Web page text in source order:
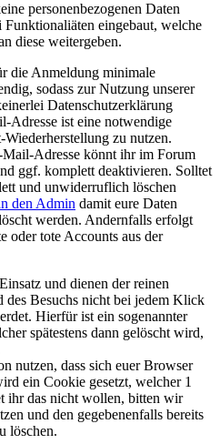
personenbezogenen Daten
Funktionaliäten eingebaut, welche
diese weitergeben.
die Anmeldung minimale
sodass zur Nutzung unserer
Datenschutzerklärung
Adresse ist eine notwendige
zu nutzen.
Adresse könnt ihr im Forum
ggf. komplett deaktivieren. Solltet
und unwiderruflich löschen
den Admin damit eure Daten
werden. Andernfalls erfolgt
oder tote Accounts aus der
und dienen der reinen
des Besuchs nicht bei jedem Klick
Hierfür ist ein sogenannter
spätestens dann gelöscht wird,
nutzen, dass sich euer Browser
ein Cookie gesetzt, welcher 1
ihr das nicht wollen, bitten wir
und den gegebenenfalls bereits
löschen.